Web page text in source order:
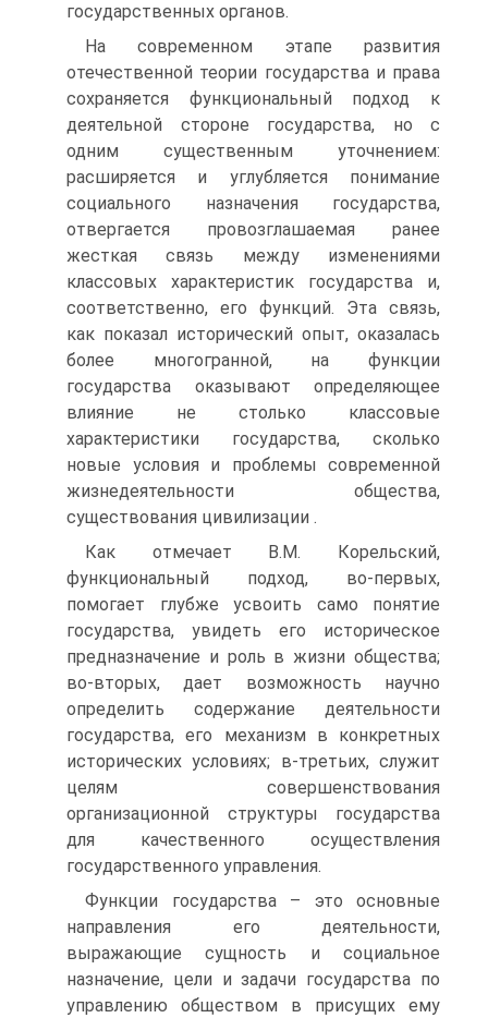
государственных органов.
На современном этапе развития
отечественной теории государства и права
сохраняется функциональный подход к
деятельной стороне государства, но с
одним существенным уточнением:
расширяется и углубляется понимание
социального назначения государства,
отвергается провозглашаемая ранее
жесткая связь между изменениями
классовых характеристик государства и,
соответственно, его функций. Эта связь,
как показал исторический опыт, оказалась
более многогранной, на функции
государства оказывают определяющее
влияние не столько классовые
характеристики государства, сколько
новые условия и проблемы современной
жизнедеятельности общества,
существования цивилизации .
Как отмечает В.М. Корельский,
функциональный подход, во-первых,
помогает глубже усвоить само понятие
государства, увидеть его историческое
предназначение и роль в жизни общества;
во-вторых, дает возможность научно
определить содержание деятельности
государства, его механизм в конкретных
исторических условиях; в-третьих, служит
целям совершенствования
организационной структуры государства
для качественного осуществления
государственного управления.
Функции государства – это основные
направления его деятельности,
выражающие сущность и социальное
назначение, цели и задачи государства по
управлению обществом в присущих ему